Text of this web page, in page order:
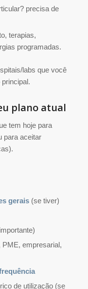
precisa de
terapias,
programadas.
labs que você
plano atual
tem hoje para
para aceitar
gerais(se tiver)
PME, empresarial,
de utilização (se